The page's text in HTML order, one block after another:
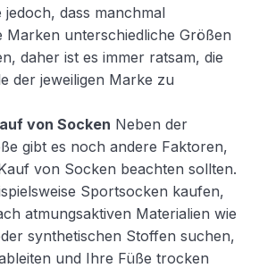
jedoch, dass manchmal
Marken unterschiedliche Größen
daher ist es immer ratsam, die
der jeweiligen Marke zu
von Socken Neben der
gibt es noch andere Faktoren,
von Socken beachten sollten.
Sportsocken kaufen,
atmungsaktiven Materialien wie
synthetischen Stoffen suchen,
und Ihre Füße trocken